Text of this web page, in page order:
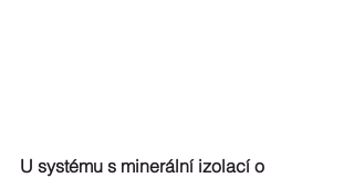
U systému s minerální izolací o